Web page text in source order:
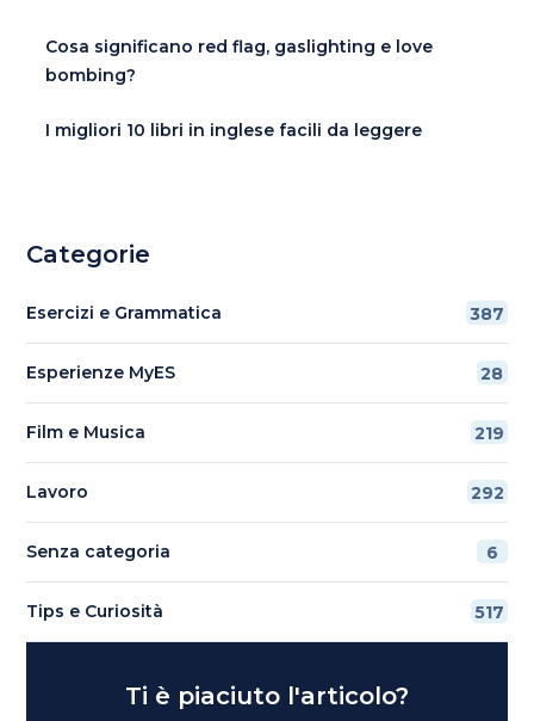
Cosa significano red flag, gaslighting e love
bombing?
I migliori 10 libri in inglese facili da leggere
Categorie
Esercizi e Grammatica 387
Esperienze MyES 28
Film e Musica 219
Lavoro 292
Senza categoria 6
Tips e Curiosità 517
Ti è piaciuto l'articolo?